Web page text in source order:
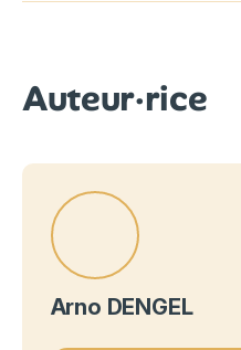
Auteur·rice
Arno DENGEL